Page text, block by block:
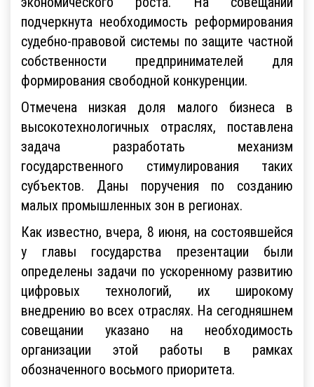
экономического роста. На совещании
подчеркнута необходимость реформирования
судебно-правовой системы по защите частной
собственности предпринимателей для
формирования свободной конкуренции.
Отмечена низкая доля малого бизнеса в
высокотехнологичных отраслях, поставлена
задача разработать механизм
государственного стимулирования таких
субъектов. Даны поручения по созданию
малых промышленных зон в регионах.
Как известно, вчера, 8 июня, на состоявшейся
у главы государства презентации были
определены задачи по ускоренному развитию
цифровых технологий, их широкому
внедрению во всех отраслях. На сегодняшнем
совещании указано на необходимость
организации этой работы в рамках
обозначенного восьмого приоритета.